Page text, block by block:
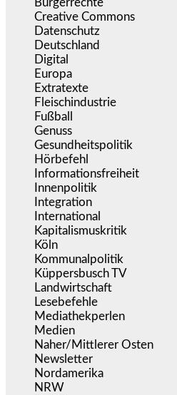
Bürgerrechte
Creative Commons
Datenschutz
Deutschland
Digital
Europa
Extratexte
Fleischindustrie
Fußball
Genuss
Gesundheitspolitik
Hörbefehl
Informationsfreiheit
Innenpolitik
Integration
International
Kapitalismuskritik
Köln
Kommunalpolitik
Küppersbusch TV
Landwirtschaft
Lesebefehle
Mediathekperlen
Medien
Naher/Mittlerer Osten
Newsletter
Nordamerika
NRW